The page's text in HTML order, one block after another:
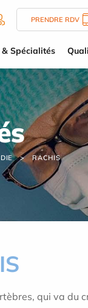
PRENDRE RDV
Spécialités
RACHIS
qui va du